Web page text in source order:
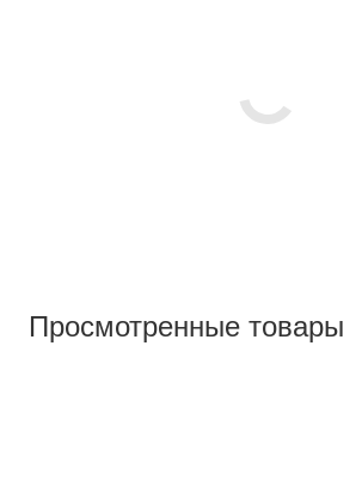
Просмотренные товары